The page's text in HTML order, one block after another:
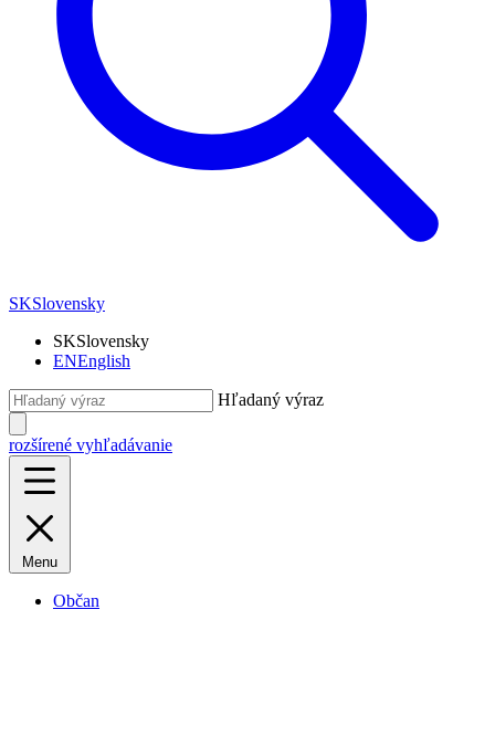
SKSlovensky
SKSlovensky
ENEnglish
Hľadaný výraz
rozšírené vyhľadávanie
Menu
Občan